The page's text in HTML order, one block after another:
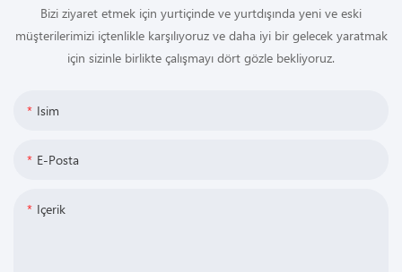
Bizi ziyaret etmek için yurtiçinde ve yurtdışında yeni ve eski
müşterilerimizi içtenlikle karşılıyoruz ve daha iyi bir gelecek yaratmak
için sizinle birlikte çalışmayı dört gözle bekliyoruz.
Isim
E-Posta
Içerik